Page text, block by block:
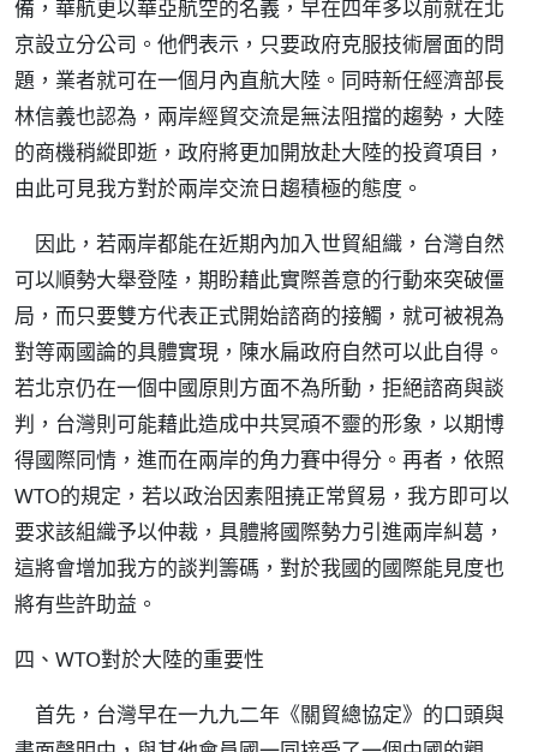
備，華航更以華亞航空的名義，早在四年多以前就在北
京設立分公司。他們表示，只要政府克服技術層面的問
題，業者就可在一個月內直航大陸。同時新任經濟部長
林信義也認為，兩岸經貿交流是無法阻擋的趨勢，大陸
的商機稍縱即逝，政府將更加開放赴大陸的投資項目，
由此可見我方對於兩岸交流日趨積極的態度。
因此，若兩岸都能在近期內加入世貿組織，台灣自然
可以順勢大舉登陸，期盼藉此實際善意的行動來突破僵
局，而只要雙方代表正式開始諮商的接觸，就可被視為
對等兩國論的具體實現，陳水扁政府自然可以此自得。
若北京仍在一個中國原則方面不為所動，拒絕諮商與談
判，台灣則可能藉此造成中共冥頑不靈的形象，以期博
得國際同情，進而在兩岸的角力賽中得分。再者，依照
WTO的規定，若以政治因素阻撓正常貿易，我方即可以
要求該組織予以仲裁，具體將國際勢力引進兩岸糾葛，
這將會增加我方的談判籌碼，對於我國的國際能見度也
將有些許助益。
四、WTO對於大陸的重要性
首先，台灣早在一九九二年《關貿總協定》的口頭與